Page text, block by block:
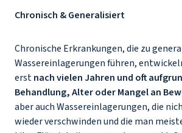
Chronisch & Generalisiert
Chronische Erkrankungen, die zu
Wassereinlagerungen führen,
erstnach vielen Jahren und oft
Behandlung, Alter oder Mangel an
aber auch Wassereinlagerungen, die
wieder verschwinden und die man